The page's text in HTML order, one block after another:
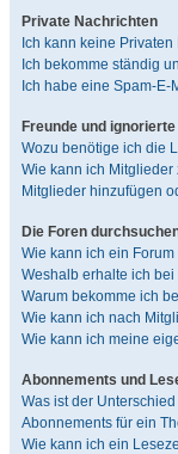
Private Nachrichten
Ich kann keine
Ich bekomme ständig
Ich habe eine Spam-
Freunde und
Wozu benötige ich die
Wie kann ich
Mitglieder hinzufügen
Die Foren
Wie kann ich ein
Weshalb erhalte ich
Warum bekomme ich
Wie kann ich nach
Wie kann ich meine
Abonnements und
Was ist der
Abonnements für ein
Wie kann ich ein